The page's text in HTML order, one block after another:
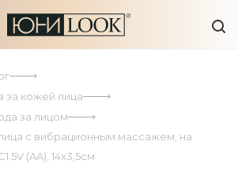
за кожей лица
за лицом
с вибрационным массажем, на
(AA), 14x3,5см